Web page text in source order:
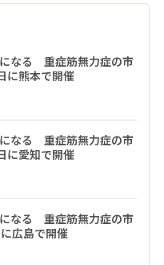
なる 重症筋無力症の市
に熊本で開催
なる 重症筋無力症の市
に愛知で開催
なる 重症筋無力症の市
広島で開催